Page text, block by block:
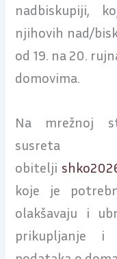
nadbiskupiji,
njihovih nad/
od 19. na 20.
domovima.
Na mrežnoj
susreta
obitelji
koje je
olakšavaju i
prikupljanje i